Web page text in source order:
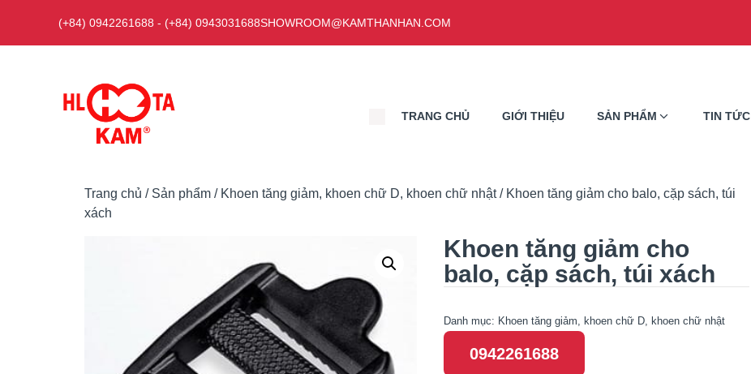
nội
(+84) 0942261688 - (+84) 0943031688SHOWROOM@KAMTHANHAN.COM
TRANG CHỦ GIỚI THIỆU SẢN PHẨM TIN TỨC
Trang chủ / Sản phẩm / Khoen tăng giảm, khoen chữ D, khoen chữ nhật/ Khoen tăng giảm cho balo, cặp sách, túi
xách
Khoen tăng giảm cho
balo, cặp sách, túi xách
Danh mục: Khoen tăng giảm, khoen chữ D, khoen chữ nhật
0942261688